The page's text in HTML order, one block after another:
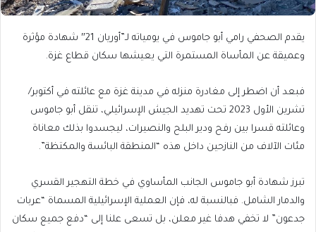
يقدم الصحفي رامي أبو جاموس في يومياته لـ”أوريان 21″ شهادة مؤثرة
وعميقة عن المأساة المستمرة التي يعيشها سكان قطاع غزة.
فبعد أن اضطر إلى مغادرة منزله في مدينة غزة مع عائلته في أكتوبر/
تشرين الأول 2023 تحت تهديد الجيش الإسرائيلي، تنقل أبو جاموس
وعائلته قسرا بين رفح ودير البلح والنصيرات، ليجسدوا بذلك معاناة
مئات الآلاف من النازحين داخل هذه “المنطقة البائسة والمكتظة”.
تبرز شهادة أبو جاموس الجانب المأساوي في خطة التهجير القسري
والدمار الشامل. فبالنسبة له، فإن العملية الإسرائيلية المسماة “عربات
جدعون” لا تخفي هدفا غير معلن، بل تسعى علنا إلى “دفع جميع سكان